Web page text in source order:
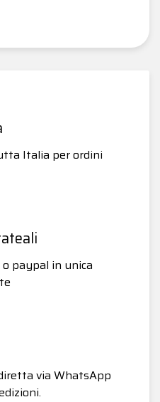
Italia per ordini
paypal in unica
via WhatsApp